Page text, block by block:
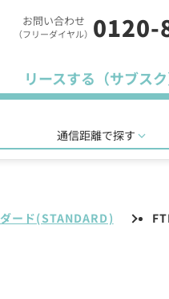
お問い合わせ
（フリーダイヤル） 0120-
リースする（サブスク
通信距離で探す
ード(STANDARD)